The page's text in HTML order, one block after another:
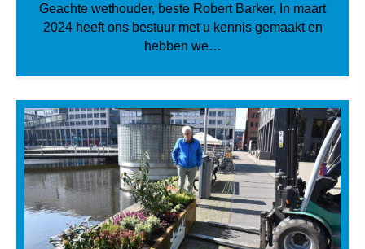
Geachte wethouder, beste Robert Barker, In maart
2024 heeft ons bestuur met u kennis gemaakt en
hebben we…